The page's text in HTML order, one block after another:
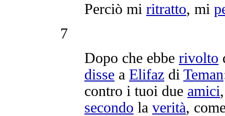
Perciò mi ritratto, mi
7
Dopo che ebbe rivolto
disse a Elifaz di Teman
contro i tuoi due amici
secondo la verità,